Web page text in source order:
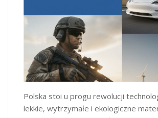
Polska stoi u progu rewolucji
lekkie, wytrzymałe i ekologiczne